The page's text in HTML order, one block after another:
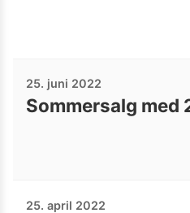
25. juni 2022
Sommersalg med
25. april 2022